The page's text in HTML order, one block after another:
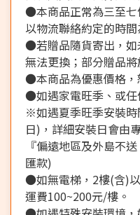
●本商品正常為三至七
以物流聯絡約定的時間
●若贈品隨貨寄出，如
無法更換；部分贈品
●本商品為優惠價格，
●如遇家電旺季、或任
※如遇夏季旺季安裝
日)，詳細安裝日會由
『偏遠地區及外島不
匯款)
●如無電梯，2樓(含)
運費100~200元/樓。